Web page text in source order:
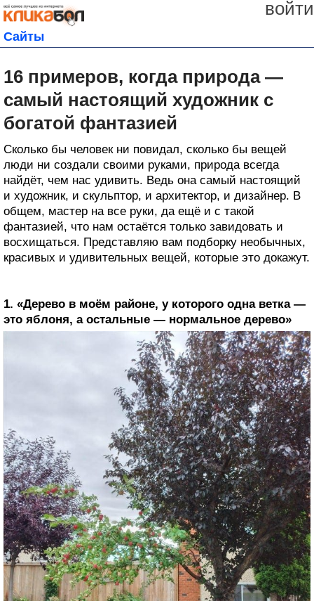
войти
Сайты
16 примеров, когда природа —
самый настоящий художник с
богатой фантазией
Сколько бы человек ни повидал, сколько бы вещей
люди ни создали своими руками, природа всегда
найдёт, чем нас удивить. Ведь она самый настоящий
и художник, и скульптор, и архитектор, и дизайнер. В
общем, мастер на все руки, да ещё и с такой
фантазией, что нам остаётся только завидовать и
восхищаться. Представляю вам подборку необычных,
красивых и удивительных вещей, которые это докажут.
1. «Дерево в моём районе, у которого одна ветка —
это яблоня, а остальные — нормальное дерево»